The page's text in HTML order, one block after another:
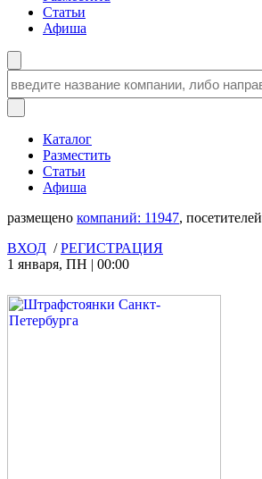
Статьи
Афиша
Каталог
Разместить
Статьи
Афиша
размещено компаний: 11947, посетителей
ВХОД /РЕГИСТРАЦИЯ
1 января, ПН | 00:00